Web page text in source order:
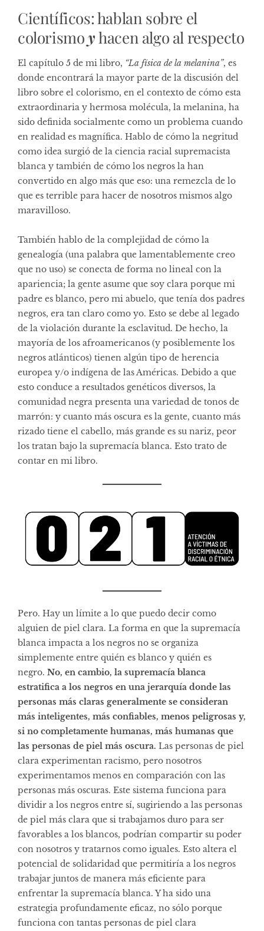
Científicos: hablan sobre el
colorismoyhacen algo al respecto
El capítulo 5 de mi libro, “La física de la melanina”, es
donde encontrará la mayor parte de la discusión del
libro sobre el colorismo, en el contexto de cómo esta
extraordinaria y hermosa molécula, la melanina, ha
sido definida socialmente como un problema cuando
en realidad es magnífica. Hablo de cómo la negritud
como idea surgió de la ciencia racial supremacista
blanca y también de cómo los negros la han
convertido en algo más que eso: una remezcla de lo
que es terrible para hacer de nosotros mismos algo
maravilloso.
También hablo de la complejidad de cómo la
genealogía (una palabra que lamentablemente creo
que no uso) se conecta de forma no lineal con la
apariencia; la gente asume que soy clara porque mi
padre es blanco, pero mi abuelo, que tenía dos padres
negros, era tan claro como yo. Esto se debe al legado
de la violación durante la esclavitud. De hecho, la
mayoría de los afroamericanos (y posiblemente los
negros atlánticos) tienen algún tipo de herencia
europea y/o indígena de las Américas. Debido a que
esto conduce a resultados genéticos diversos, la
comunidad negra presenta una variedad de tonos de
marrón: y cuanto más oscura es la gente, cuanto más
rizado tiene el cabello, más grande es su nariz, peor
los tratan bajo la supremacía blanca. Esto trato de
contar en mi libro.
Pero. Hay un límite a lo que puedo decir como
alguien de piel clara. La forma en que la supremacía
blanca impacta a los negros no se organiza
simplemente entre quién es blanco y quién es
negro. No, en cambio, la supremacía blanca
estratifica a los negros en una jerarquía donde las
personas más claras generalmente se consideran
más inteligentes, más confiables, menos peligrosas y,
si no completamente humanas, más humanas que
las personas de piel más oscura. Las personas de piel
clara experimentan racismo, pero nosotros
experimentamos menos en comparación con las
personas más oscuras. Este sistema funciona para
dividir a los negros entre sí, sugiriendo a las personas
de piel más clara que si trabajamos duro para ser
favorables a los blancos, podrían compartir su poder
con nosotros y tratarnos como iguales. Esto altera el
potencial de solidaridad que permitiría a los negros
trabajar juntos de manera más eficiente para
enfrentar la supremacía blanca. Y ha sido una
estrategia profundamente eficaz, no sólo porque
funciona con tantas personas de piel clara